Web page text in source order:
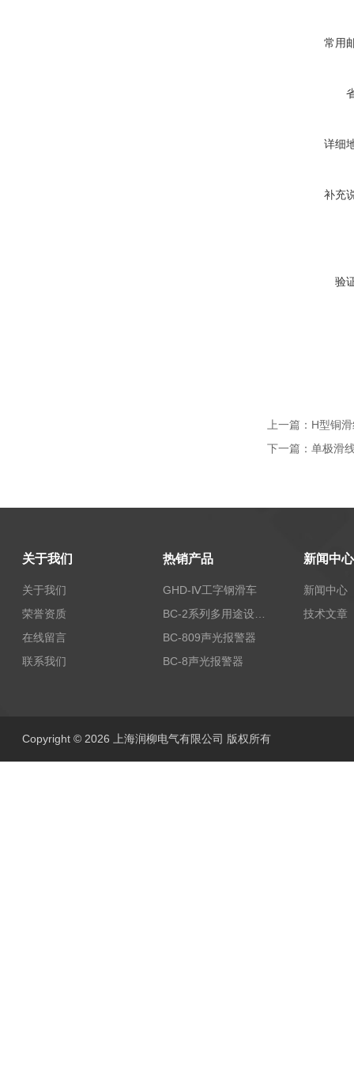
常用
详细
补充
验
上一篇： H型铜
下一篇： 单极滑
关于我们
关于我们
荣誉资质
在线留言
联系我们
热销产品
GHD-Ⅳ工字钢滑车
BC-809声光报警器
BC-8声光报警器
新闻中心
新闻中心
技术文章
Copyright © 2026 上海润柳电气有限公司 版权所有